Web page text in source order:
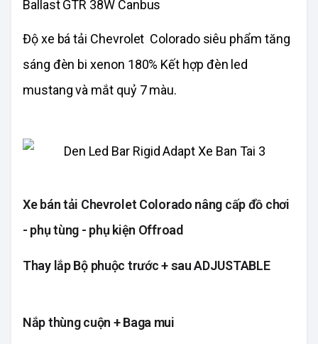
Ballast GTR 38W Canbus
Độ xe bá tải Chevrolet Colorado siêu phẩm tăng
sáng đèn bi xenon 180% Kết hợp đèn led
mustang và mắt quỷ 7 màu.
Xe bán tải Chevrolet Colorado nâng cấp đồ chơi
- phụ tùng - phụ kiện Offroad
Thay lắp Bộ phuộc trước + sau ADJUSTABLE
Nắp thùng cuộn + Baga mui